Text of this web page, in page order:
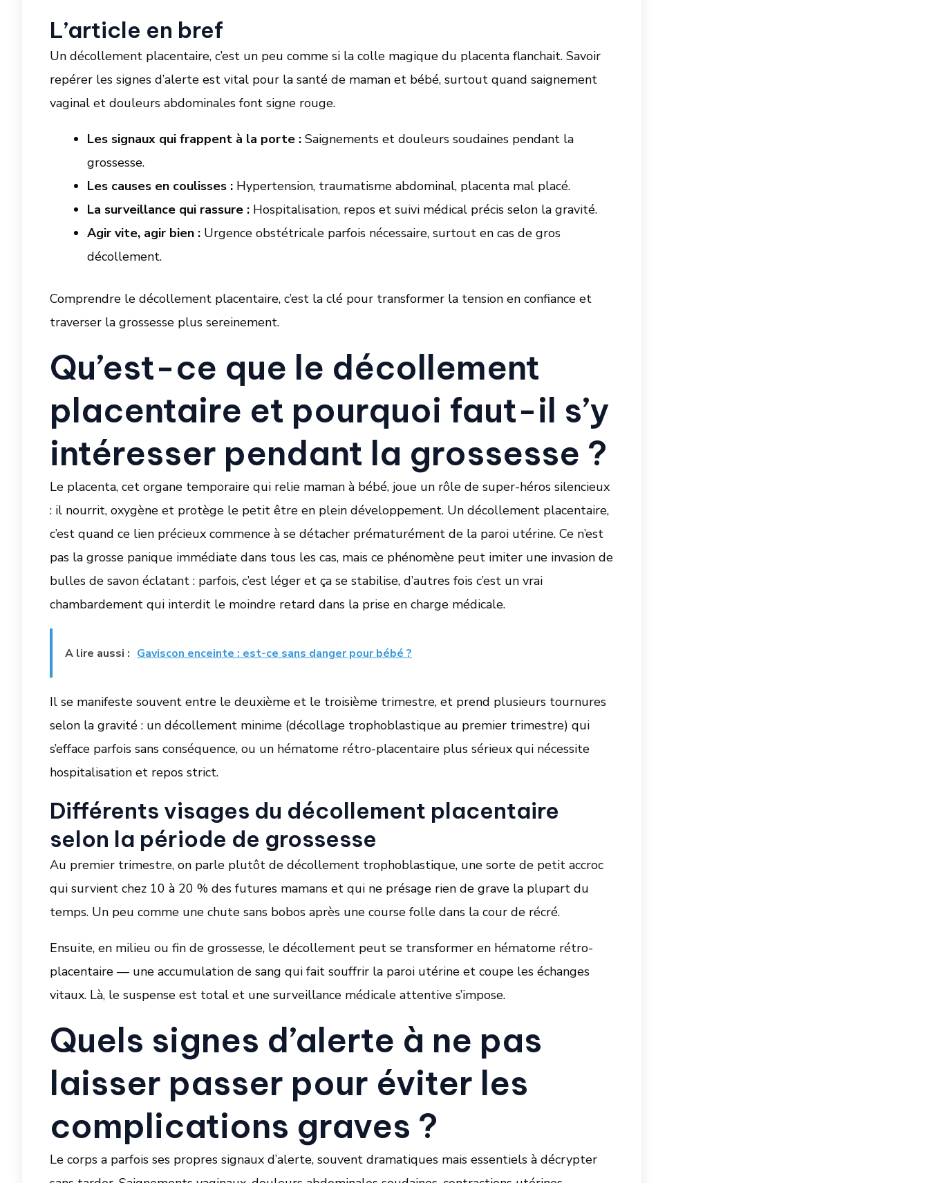
L’article en bref
Un décollement placentaire, c’est un peu comme si la colle magique du placenta flanchait. Savoir
repérer les signes d’alerte est vital pour la santé de maman et bébé, surtout quand saignement
vaginal et douleurs abdominales font signe rouge.
Les signaux qui frappent à la porte : Saignements et douleurs soudaines pendant la
grossesse.
Les causes en coulisses : Hypertension, traumatisme abdominal, placenta mal placé.
La surveillance qui rassure : Hospitalisation, repos et suivi médical précis selon la gravité.
Agir vite, agir bien : Urgence obstétricale parfois nécessaire, surtout en cas de gros
décollement.
Comprendre le décollement placentaire, c’est la clé pour transformer la tension en confiance et
traverser la grossesse plus sereinement.
Qu’est-ce que le décollement
placentaire et pourquoi faut-il s’y
intéresser pendant la grossesse ?
Le placenta, cet organe temporaire qui relie maman à bébé, joue un rôle de super-héros silencieux
: il nourrit, oxygène et protège le petit être en plein développement. Un décollement placentaire,
c’est quand ce lien précieux commence à se détacher prématurément de la paroi utérine. Ce n’est
pas la grosse panique immédiate dans tous les cas, mais ce phénomène peut imiter une invasion de
bulles de savon éclatant : parfois, c’est léger et ça se stabilise, d’autres fois c’est un vrai
chambardement qui interdit le moindre retard dans la prise en charge médicale.
A lire aussi : Gaviscon enceinte : est-ce sans danger pour bébé ?
Il se manifeste souvent entre le deuxième et le troisième trimestre, et prend plusieurs tournures
selon la gravité : un décollement minime (décollage trophoblastique au premier trimestre) qui
s’efface parfois sans conséquence, ou un hématome rétro-placentaire plus sérieux qui nécessite
hospitalisation et repos strict.
Différents visages du décollement placentaire
selon la période de grossesse
Au premier trimestre, on parle plutôt de décollement trophoblastique, une sorte de petit accroc
qui survient chez 10 à 20 % des futures mamans et qui ne présage rien de grave la plupart du
temps. Un peu comme une chute sans bobos après une course folle dans la cour de récré.
Ensuite, en milieu ou fin de grossesse, le décollement peut se transformer en hématome rétro-
placentaire — une accumulation de sang qui fait souffrir la paroi utérine et coupe les échanges
vitaux. Là, le suspense est total et une surveillance médicale attentive s’impose.
Quels signes d’alerte à ne pas
laisser passer pour éviter les
complications graves ?
Le corps a parfois ses propres signaux d’alerte, souvent dramatiques mais essentiels à décrypter